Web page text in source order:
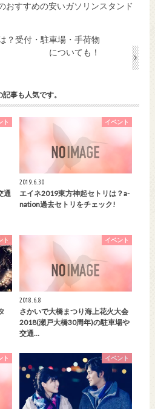
おすすめの安いガソリンスタンド
？受付・駐車場・手荷物
についても！
記事も人気です。
ト
通
イベント
2019.6.30
エイネ2019東方神起セトリは？a-
nation過去セトリをチェック!
ト イベント
2018.6.8
さかいで大橋まつり海上花火大会
2018(瀬戸大橋30周年)の駐車場や
交通…
ト イベント